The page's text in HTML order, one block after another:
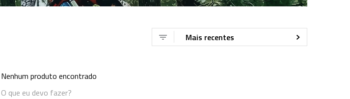
Mais recentes
Nenhum produto encontrado
O que eu devo fazer?